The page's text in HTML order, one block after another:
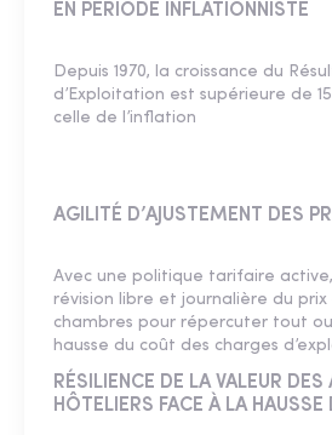
EN PÉRIODE INFLATIONNISTE
Depuis 1970, la croissance du
d’Exploitation est supérieure de
celle de l’inflation
AGILITÉ D’AJUSTEMENT DES
Avec une politique tarifaire
révision libre et journalière du
chambres pour répercuter tout
hausse du coût des charges
RÉSILIENCE DE LA VALEUR DES
HÔTELIERS FACE À LA HAUSSE